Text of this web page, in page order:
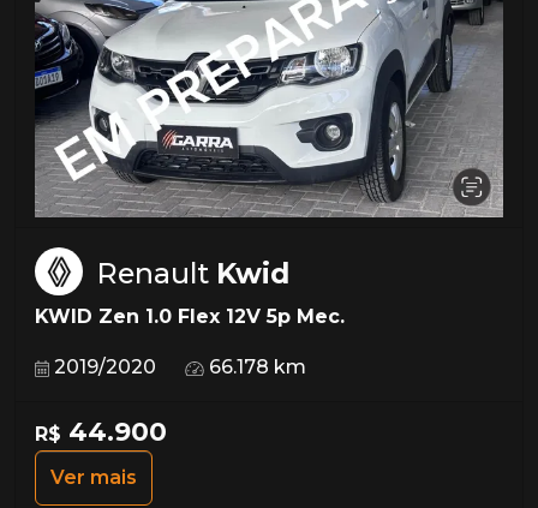
Renault Kwid
KWID Zen 1.0 Flex 12V 5p Mec.
2019/2020 66.178 km
R$ 44.900
Ver mais